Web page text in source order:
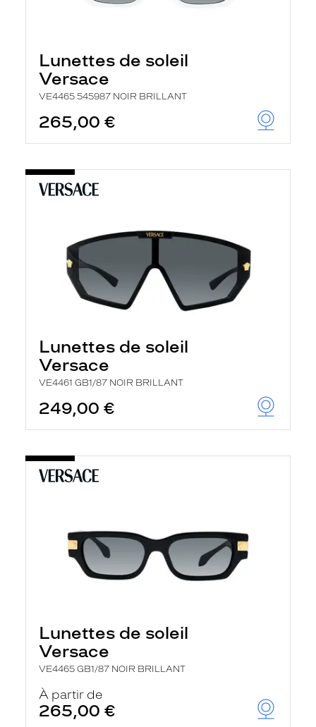
Lunettes de soleil
Versace
VE4465 545987 NOIR BRILLANT
265,00 €
Lunettes de soleil
Versace
VE4461 GB1/87 NOIR BRILLANT
249,00 €
Lunettes de soleil
Versace
VE4465 GB1/87 NOIR BRILLANT
À partir de
265,00 €